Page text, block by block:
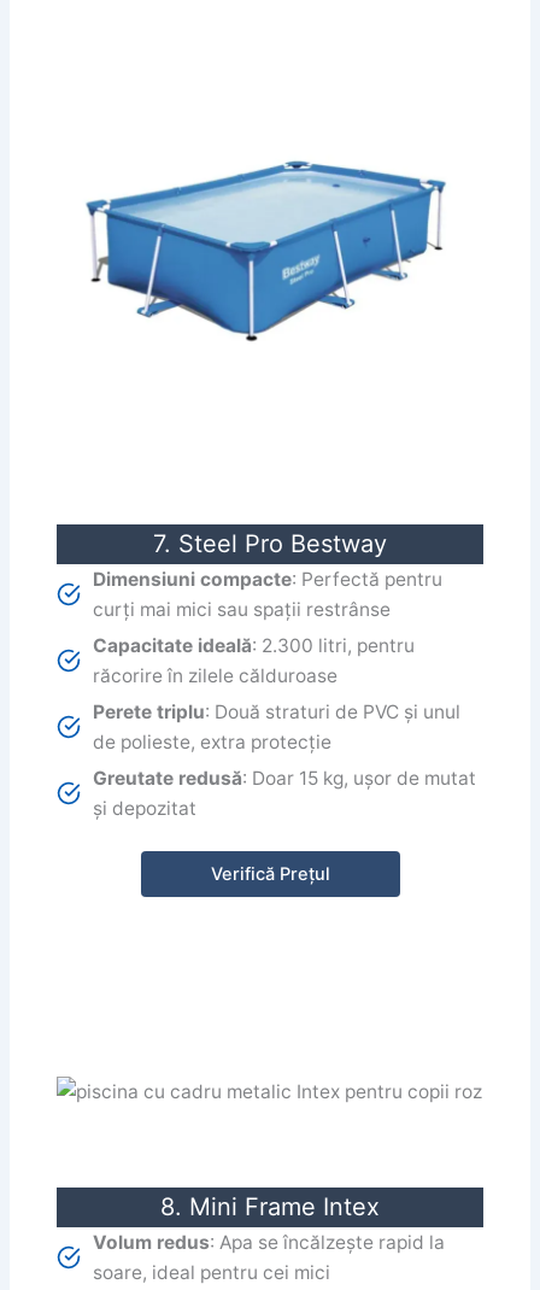
7. Steel Pro Bestway
Dimensiuni compacte: Perfectă pentru
curți mai mici sau spații restrânse
Capacitate ideală: 2.300 litri, pentru
răcorire în zilele călduroase
Perete triplu: Două straturi de PVC și unul
de polieste, extra protecție
Greutate redusă: Doar 15 kg, ușor de mutat
și depozitat
Verifică Prețul
8. Mini Frame Intex
Volum redus: Apa se încălzește rapid la
soare, ideal pentru cei mici